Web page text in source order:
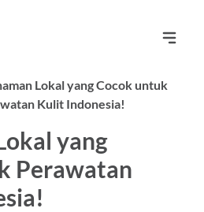
Lokal yang Cocok untuk
Kulit Indonesia!
yang
Perawatan